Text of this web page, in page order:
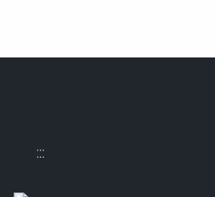
:::